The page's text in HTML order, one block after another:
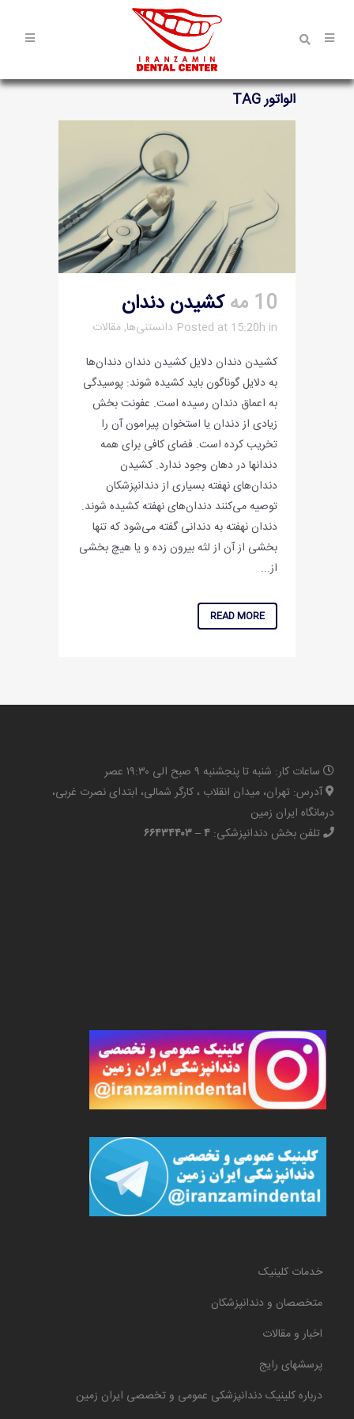
الواتور TAG
10 مه کشیدن دندان
Posted at 15:20h in دانستنی‌ها,مقالات
کشیدن دندان دلایل کشیدن دندان دندان‌ها
به دلایل گوناگون باید کشیده شوند: پوسیدگی
به اعماق دندان رسیده است. عفونت بخش
زیادی از دندان یا استخوان پیرامون آن را
تخریب کرده است. فضای کافی برای همه
دندانها در دهان وجود ندارد. کشیدن
دندان‌های نهفته بسیاری از دندانپزشکان
توصیه می‌کنند دندان‌های نهفته کشیده شوند.
دندان نهفته به دندانی گفته می‌شود که تنها
بخشی از آن از لثه بیرون زده و یا هیچ بخشی
از...
READ MORE
ساعات کار: شنبه تا پنجشنبه ۹ صبح الی ۱۹:۳۰ عصر
آدرس: تهران، میدان انقلاب ، کارگر شمالی، ابتدای نصرت غربی،
درمانگاه ایران زمین
تلفن بخش دندانپزشکی: ۴ – ۶۶۴۳۴۴۰۳
خدمات کلینیک
متخصصان و دندانپزشکان
اخبار و مقالات
پرسشهای رایج
درباره کلینیک دندانپزشکی عمومی و تخصصی ایران زمین